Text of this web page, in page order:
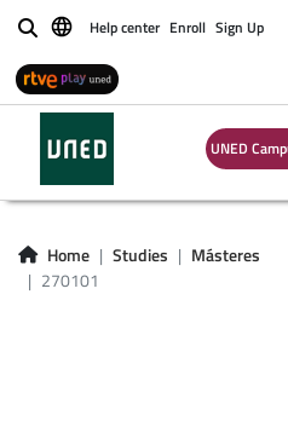
BuscarHelp center Enroll Sign Up
UNED
Home Studies
Másteres
270101
MÁSTER